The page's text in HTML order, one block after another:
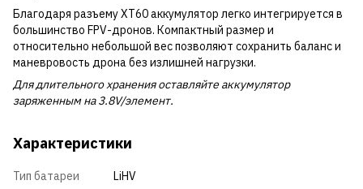
Благодаря разъему XT60 аккумулятор легко интегрируется в
большинство FPV-дронов. Компактный размер и
относительно небольшой вес позволяют сохранить баланс и
маневровость дрона без излишней нагрузки.
Для длительного хранения оставляйте аккумулятор
заряженным на 3.8V/элемент.
Характеристики
Тип батареи
LiHV